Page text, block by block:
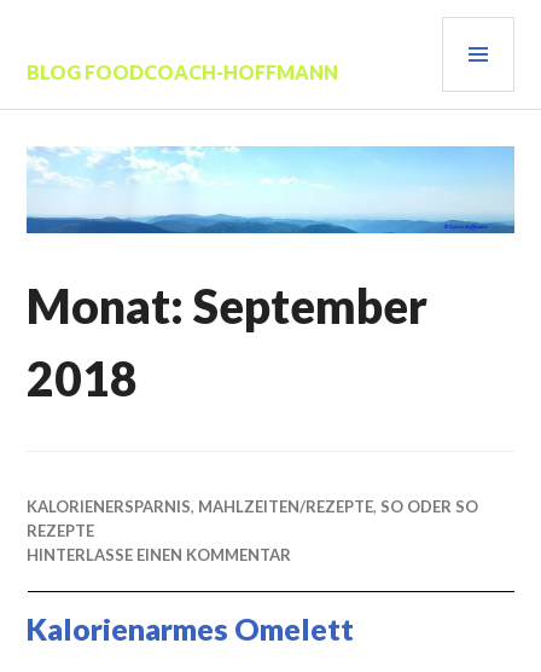
springen
BLOG FOODCOACH-HOFFMANN
Monat:September
2018
KALORIENERSPARNIS, MAHLZEITEN/REZEPTE, SO ODER SO
REZEPTE
HINTERLASSE EINEN KOMMENTAR
Kalorienarmes Omelett